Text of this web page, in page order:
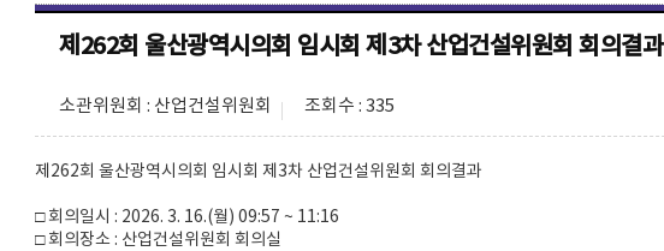
제262회 울산광역시의회 임시회 제3차 산업건설위원회 회의결과
소관위원회 : 산업건설위원회 조회수 : 335
제262회 울산광역시의회 임시회 제3차 산업건설위원회 회의결과
□ 회의일시 : 2026. 3. 16.(월) 09:57 ~ 11:16
□ 회의장소 : 산업건설위원회 회의실